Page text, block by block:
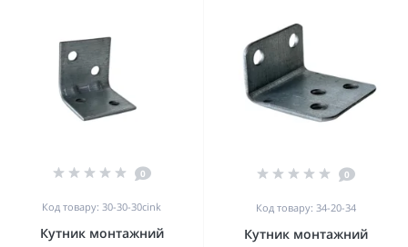
0
Код товару: 30-30-30cink
Кутник монтажний
0
Код товару: 34-20-34
Кутник монтажний